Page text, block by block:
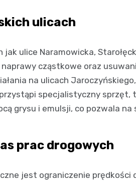
ulicach
ulice Naramowicka,
cząstkowe oraz
na ulicach
specjalistyczny sprzęt,
grysu i emulsji, co pozwala
prac drogowych
jest ograniczenie prędkości